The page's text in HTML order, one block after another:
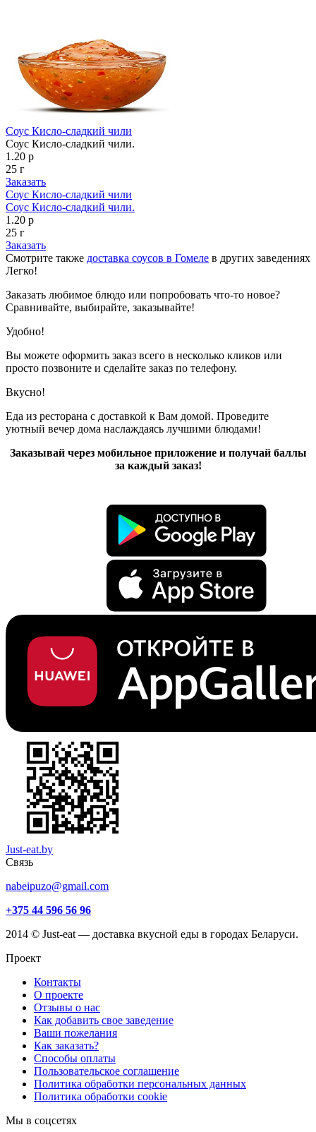
Соус Кисло-сладкий чили
Соус Кисло-сладкий чили.
1.20 р
25 г
Заказать
Соус Кисло-сладкий чили
Соус Кисло-сладкий чили.
1.20 р
25 г
Заказать
Смотрите также доставка соусов в Гомеле в других заведениях
Легко!
Заказать любимое блюдо или попробовать что-то новое?
Сравнивайте, выбирайте, заказывайте!
Удобно!
Вы можете оформить заказ всего в несколько кликов или
просто позвоните и сделайте заказ по телефону.
Вкусно!
Еда из ресторана с доставкой к Вам домой. Проведите
уютный вечер дома наслаждаясь лучшими блюдами!
Заказывай через мобильное приложение и получай баллы
за каждый заказ!
Just-eat.by
Связь
nabeipuzo@gmail.com
+375 44 596 56 96
2014 © Just-eat — доставка вкусной еды в городах Беларуси.
Проект
Контакты
О проекте
Отзывы о нас
Как добавить свое заведение
Ваши пожелания
Как заказать?
Способы оплаты
Пользовательское соглашение
Политика обработки персональных данных
Политика обработки cookie
Мы в соцсетях